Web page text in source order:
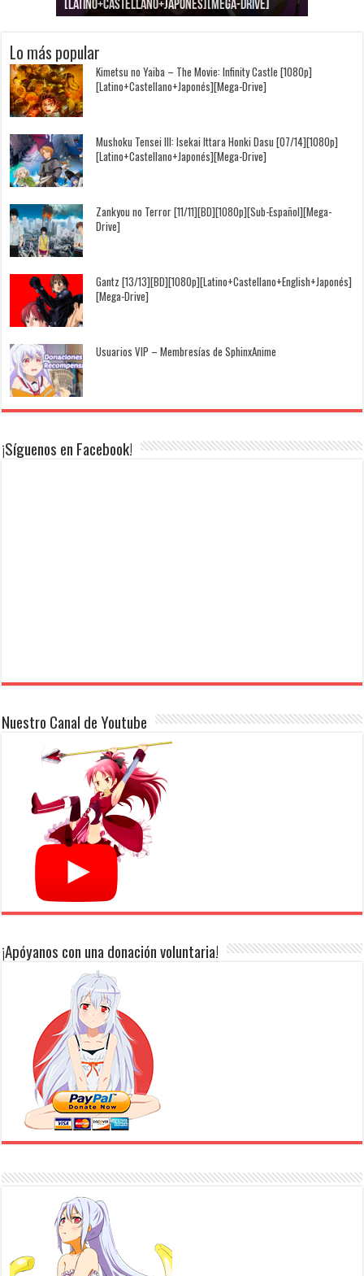
[Latino+Castellano+Japonés][Mega-Drive]
[Latino+Japonés][Mega-Drive]
[Latino+Castellano+Japonés][Mega-Drive]
[1080p][Sub-Español][Mega-Drive]
[Castellano+English+Japonés][Mega-Drive]
[1080p][Sub-Español][Mega-Drive]
Lo más popular
Kimetsu no Yaiba – The Movie: Infinity Castle [1080p]
[Latino+Castellano+Japonés][Mega-Drive]
Mushoku Tensei III: Isekai Ittara Honki Dasu [07/14][1080p]
[Latino+Castellano+Japonés][Mega-Drive]
Zankyou no Terror [11/11][BD][1080p][Sub-Español][Mega-
Drive]
Gantz [13/13][BD][1080p][Latino+Castellano+English+Japonés]
[Mega-Drive]
Usuarios VIP – Membresías de SphinxAnime
¡Síguenos en Facebook!
Nuestro Canal de Youtube
¡Apóyanos con una donación voluntaria!